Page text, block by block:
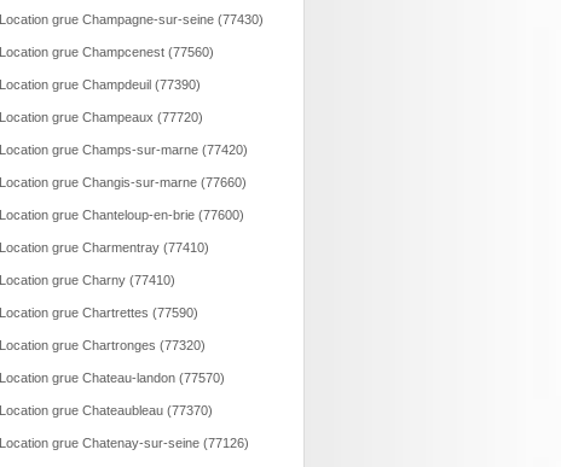
Location grue Champagne-sur-seine (77430)
Location grue Champcenest (77560)
Location grue Champdeuil (77390)
Location grue Champeaux (77720)
Location grue Champs-sur-marne (77420)
Location grue Changis-sur-marne (77660)
Location grue Chanteloup-en-brie (77600)
Location grue Charmentray (77410)
Location grue Charny (77410)
Location grue Chartrettes (77590)
Location grue Chartronges (77320)
Location grue Chateau-landon (77570)
Location grue Chateaubleau (77370)
Location grue Chatenay-sur-seine (77126)